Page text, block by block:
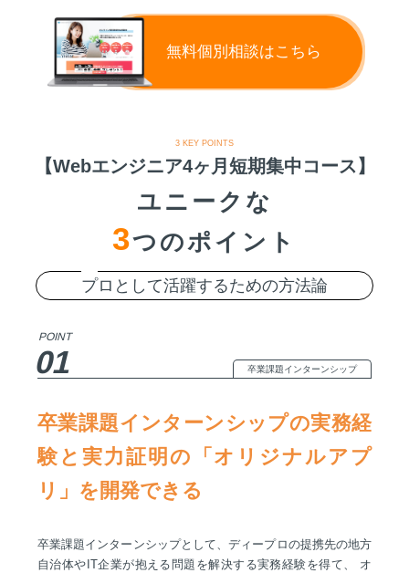
無料個別相談はこちら
3 KEY POINTS
【Webエンジニア4ヶ月短期集中コース】
ユニークな
3つのポイント
プロとして活躍するための方法論
POINT
01 卒業課題インターンシップ
卒業課題インターンシップの実務経
験と実力証明の「オリジナルアプ
リ」を開発できる
卒業課題インターンシップとして、ディープロの提携先の地方
自治体やIT企業が抱える問題を解決する実務経験を得て、 オ